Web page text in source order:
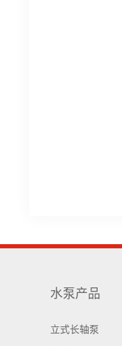
水泵产品
立式长轴泵